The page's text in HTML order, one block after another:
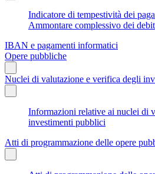
Indicatore di tempestività dei
Ammontare complessivo dei
IBAN e pagamenti informatici
Opere pubbliche
Nuclei di valutazione e verifica degli
Informazioni relative ai nuclei di
investimenti pubblici
Atti di programmazione delle opere